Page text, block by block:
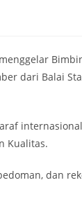
dari Balai
Kualitas.
dan